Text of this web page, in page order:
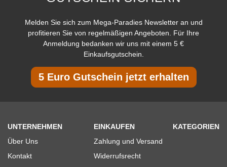
Melden Sie sich zum Mega-Paradies Newsletter an und
profitieren Sie von regelmäßigen Angeboten. Für Ihre
Anmeldung bedanken wir uns mit einem 5 €
Einkaufsgutschein.
5 Euro Gutschein jetzt erhalten
UNTERNEHMEN
Über Uns
Kontakt
EINKAUFEN
Zahlung und Versand
Widerrufsrecht
KATEGORIEN